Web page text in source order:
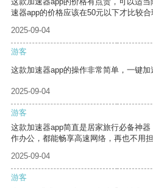
速器app的价格应该在50元以下才比较合
2025-09-04
游客
这款加速器app的操作非常简单，一键加
2025-09-04
游客
这款加速器app简直是居家旅行必备神
作办公，都能畅享高速网络，再也不用担
2025-09-04
游客